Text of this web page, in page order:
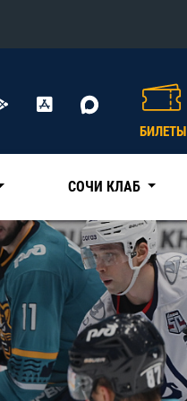
БИЛЕТЫ
СОЧИ КЛАБ